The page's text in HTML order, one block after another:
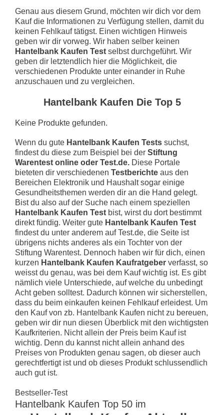
Genau aus diesem Grund, möchten wir dich vor dem
Kauf die Informationen zu Verfügung stellen, damit du
keinen Fehlkauf tätigst. Einen wichtigen Hinweis
geben wir dir vorweg. Wir haben selber keinen
Hantelbank Kaufen Test selbst durchgeführt. Wir
geben dir letztendlich hier die Möglichkeit, die
verschiedenen Produkte unter einander in Ruhe
anzuschauen und zu vergleichen.
Hantelbank Kaufen Die Top 5
Keine Produkte gefunden.
Wenn du gute Hantelbank Kaufen Tests suchst,
findest du diese zum Beispiel bei der Stiftung
Warentest online oder Test.de. Diese Portale
bieteten dir verschiedenen Testberichte aus den
Bereichen Elektronik und Haushalt sogar einige
Gesundheitsthemen werden dir an die Hand gelegt.
Bist du also auf der Suche nach einem speziellen
Hantelbank Kaufen Test bist, wirst du dort bestimmt
direkt fündig. Weiter gute Hantelbank Kaufen Test
findest du unter anderem auf Test.de, die Seite ist
übrigens nichts anderes als ein Tochter von der
Stiftung Warentest. Dennoch haben wir für dich, einen
kurzen Hantelbank Kaufen Kaufratgeber verfasst, so
weisst du genau, was bei dem Kauf wichtig ist. Es gibt
nämlich viele Unterschiede, auf welche du unbedingt
Acht geben solltest. Dadurch können wir sicherstellen,
dass du beim einkaufen keinen Fehlkauf erleidest. Um
den Kauf von zb. Hantelbank Kaufen nicht zu bereuen,
geben wir dir nun diesen Überblick mit den wichtigsten
Kaufkriterien. Nicht allein der Preis beim Kauf ist
wichtig. Denn du kannst nicht allein anhand des
Preises von Produkten genau sagen, ob dieser auch
gerechtfertigt ist und ob dieses Produkt schlussendlich
auch gut ist.
Bestseller-Test
Hantelbank Kaufen Top 50 im